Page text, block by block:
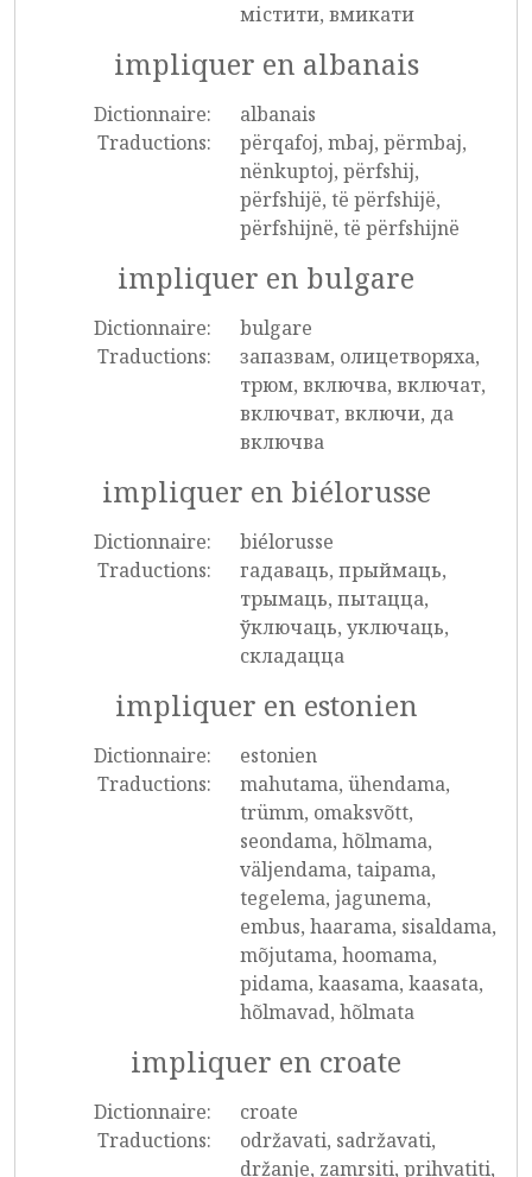
містити, вмикати
impliquer en albanais
Dictionnaire:
albanais
Traductions:
përqafoj, mbaj, përmbaj,
nënkuptoj, përfshij,
përfshijë, të përfshijë,
përfshijnë, të përfshijnë
impliquer en bulgare
Dictionnaire:
bulgare
Traductions:
запазвам, олицетворяха,
трюм, включва, включат,
включват, включи, да
включва
impliquer en biélorusse
Dictionnaire:
biélorusse
Traductions:
гадаваць, прыймаць,
трымаць, пытацца,
ўключаць, уключаць,
складацца
impliquer en estonien
Dictionnaire:
estonien
Traductions:
mahutama, ühendama,
trümm, omaksvõtt,
seondama, hõlmama,
väljendama, taipama,
tegelema, jagunema,
embus, haarama, sisaldama,
mõjutama, hoomama,
pidama, kaasama, kaasata,
hõlmavad, hõlmata
impliquer en croate
Dictionnaire:
croate
Traductions:
održavati, sadržavati,
držanje, zamrsiti, prihvatiti,